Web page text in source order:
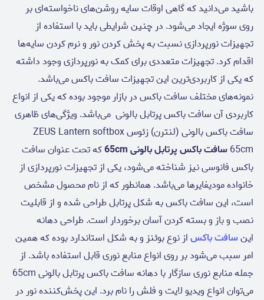
باشید می‌دانید که گاهی اوقات سایه روشن‌های ناخواسته‌ای بر
روی سوژه ایجاد می‌شود. در چنین شرایطی باید با استفاده از
تجهیزات نورپردازی نسبت به پخش کردن نور و نرم کردن سایه‌ها
اقدام کرد. تجهیزات متعددی برای کمک به نورپردازی وجود داشته
که یکی از کاربردی‌ترین این تجهیزات سافت باکس می‌باشد.
نمونه‌های مختلف سافت باکس در بازار موجود بوده که یکی از انواع
کاربردی آن سافت باکس پرتابل بالونی می‌باشد. ویژگی‌های ظاهری
سافت باکس بالونی (لنترن) زئوس ZEUS Lantern softbox
65cmسافت باکس پرتابل بالونی 65cm
که تحت عنوان سافت
باکس فانوسی نیز شناخته می‌شود، یکی از تجهیزات نورپردازی از
خانواده مودیفایرها می‌باشد. همانطور که از نام محصول مشخص
است، این سافت باکس به شکل پرتابل طراحی شده و از قابلیت
نصب و باز و بسته کردن آسان برخوردار است. طراحی دهانه
اینسافت باکساز نوع بوئنز و به شکل استاندارد بوده که همین
امر سبب می‌شود بر روی انواع منابع نوری قابل استفاده باشد. از
جمله منابع نوری سازگار با دهانه سافت باکس پرتابل بالونی 65cm
می‌توان انواع ویدیو لایت و فلش را نام برد. این پخش‌کننده نور در